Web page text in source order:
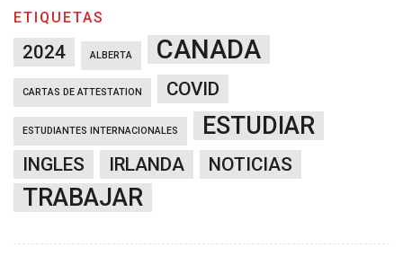
ETIQUETAS
2024 ALBERTA CANADA
CARTAS DE ATTESTATION COVID
ESTUDIANTES INTERNACIONALES ESTUDIAR
INGLES IRLANDA NOTICIAS
TRABAJAR